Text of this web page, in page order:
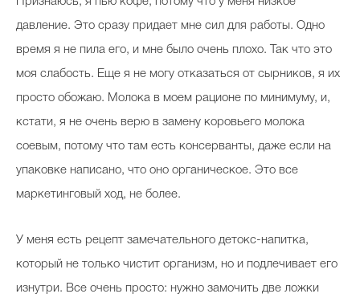
давление. Это сразу придает мне сил для работы. Одно
время я не пила его, и мне было очень плохо. Так что это
моя слабость. Еще я не могу отказаться от сырников, я их
просто обожаю. Молока в моем рационе по минимуму, и,
кстати, я не очень верю в замену коровьего молока
соевым, потому что там есть консерванты, даже если на
упаковке написано, что оно органическое. Это все
маркетинговый ход, не более.
У меня есть рецепт замечательного детокс-напитка,
который не только чистит организм, но и подлечивает его
изнутри. Все очень просто: нужно замочить две ложки